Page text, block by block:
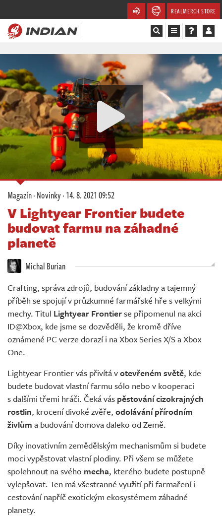
REALMERCH.STORE
Recenze
Videa
Soutěže
Databáze
Komunita
Redakce
Živě
Magazín·Novinky·14. 8. 2021 09:52
V Lightyear Frontier budete
budovat farmu na záhadné
planetě
Michal Burian
Crafting, správa zdrojů, budování základny a tajemný
příběh se spojují v průzkumné farmářské hře s velkými
mechy. Titul Lightyear Frontierse připomenul na akci
ID@Xbox, kde jsme se dozvěděli, že kromě dříve
oznámené PC verze dorazí i na Xbox Series X/S a Xbox
One.
Lightyear Frontier vás přivítá votevřeném světě, kde
budete budovat vlastní farmu sólo nebo v kooperaci
s dalšími třemi hráči. Čeká vás pěstování cizokrajných
rostlin, krocení divoké zvěře, odolávání přírodním
živlům a budování domova daleko od Země.
Díky inovativním zemědělským mechanismům si budete
moci vypěstovat vlastní plodiny. Při všem se můžete
spolehnout na svého mecha, kterého budete postupně
vylepšovat. Ten má všestranné využití při farmaření i
cestování napříč exotickým ekosystémem záhadné
planety.